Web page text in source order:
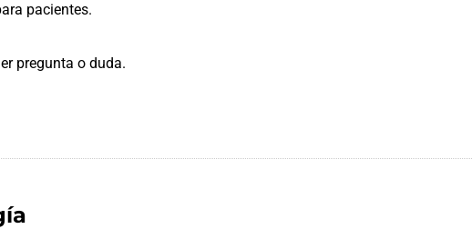
pacientes.
pregunta o duda.